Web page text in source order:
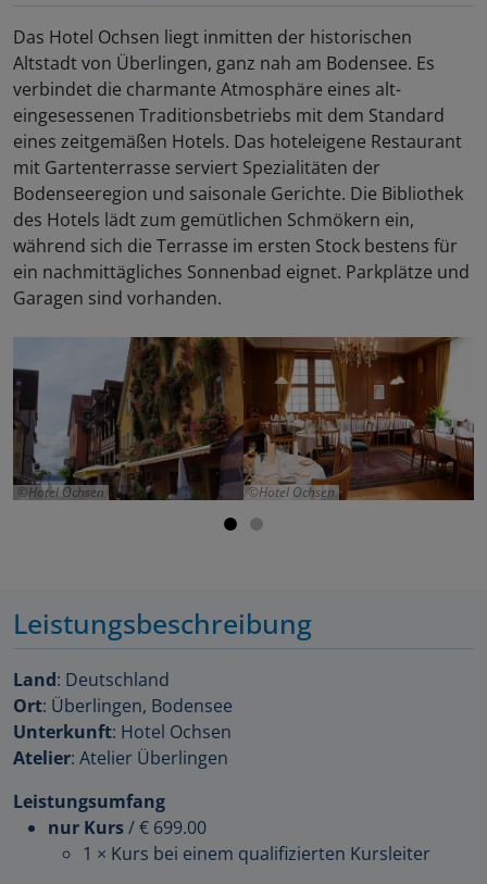
Das Hotel Ochsen liegt inmitten der historischen
Altstadt von Überlingen, ganz nah am Bodensee. Es
verbindet die charmante Atmosphäre eines alt-
eingesessenen Traditionsbetriebs mit dem Standard
eines zeitgemäßen Hotels. Das hoteleigene Restaurant
mit Gartenterrasse serviert Spezialitäten der
Bodenseeregion und saisonale Gerichte. Die Bibliothek
des Hotels lädt zum gemütlichen Schmökern ein,
während sich die Terrasse im ersten Stock bestens für
ein nachmittägliches Sonnenbad eignet. Parkplätze und
Garagen sind vorhanden.
Hotel Ochsen Hotel Ochsen
Leistungsbeschreibung
Land: Deutschland
Ort: Überlingen, Bodensee
Unterkunft: Hotel Ochsen
Atelier: Atelier Überlingen
Leistungsumfang
nur Kurs/€ 699.00
1 × Kurs bei einem qualifizierten Kursleiter